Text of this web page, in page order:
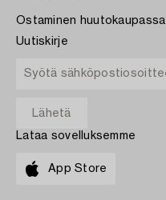
Ostaminen huutokaupassa
Uutiskirje
Lataa sovelluksemme
App Store